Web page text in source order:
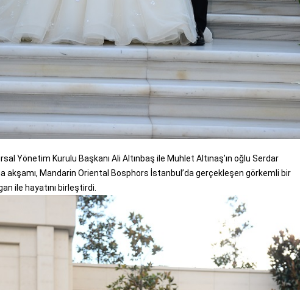
Yönetim Kurulu Başkanı Ali Altınbaş ile Muhlet Altınaş’ın oğlu Serdar
akşamı, Mandarin Oriental Bosphors İstanbul’da gerçekleşen görkemli bir
ile hayatını birleştirdi.